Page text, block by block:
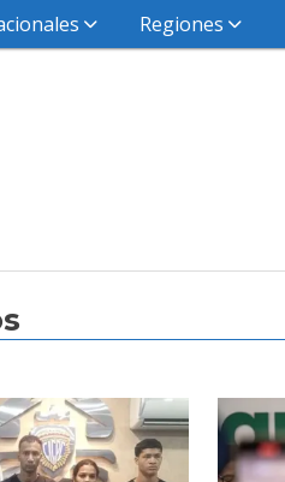
Regiones